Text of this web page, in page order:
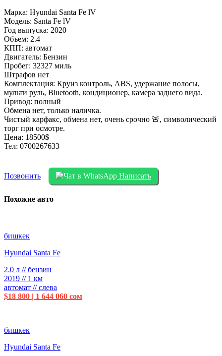
Марка: Hyundai Santa Fe lV
Модель: Santa Fe lV
Год выпуска: 2020
Объем: 2.4
КПП: автомат
Двигатель: Бензин
Пробег: 32327 миль
Штрафов нет
Комплектация: Круиз контроль, АBS, удержание полосы,
мульти руль, Bluetooth, кондиционер, камера заднего вида.
Привод: полный
Обмена нет, только наличка.
Чистый карфакс, обмена нет, очень срочно 🚨, символический
торг при осмотре.
Цена: 18500$
Тел: 0700267633
Позвонить Написать
Похожие авто
бишкек
Hyundai Santa Fe
2.0 л // бензин
2019 // 1 км
автомат // слева
$18 800 | 1 644 060 сом
бишкек
Hyundai Santa Fe